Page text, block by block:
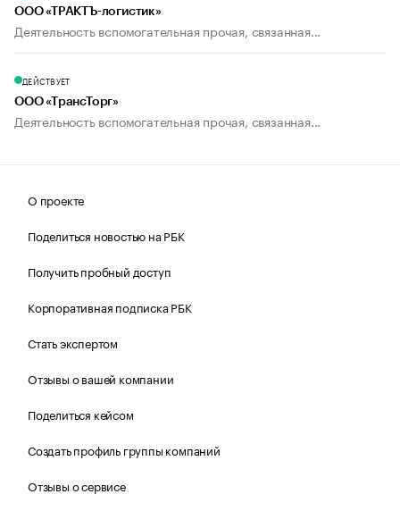
ООО «ТРАКТЪ-логистик»
Деятельность вспомогательная прочая, связанная...
ДЕЙСТВУЕТ
ООО «ТрансТорг»
Деятельность вспомогательная прочая, связанная...
О проекте
Поделиться новостью на РБК
Получить пробный доступ
Корпоративная подписка РБК
Стать экспертом
Отзывы о вашей компании
Поделиться кейсом
Создать профиль группы компаний
Отзывы о сервисе